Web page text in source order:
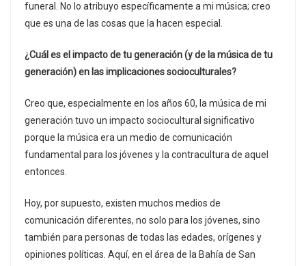
funeral. No lo atribuyo específicamente a mi música; creo
que es una de las cosas que la hacen especial.
¿Cuál es el impacto de tu generación (y de la música de tu
generación) en las implicaciones socioculturales?
Creo que, especialmente en los años 60, la música de mi
generación tuvo un impacto sociocultural significativo
porque la música era un medio de comunicación
fundamental para los jóvenes y la contracultura de aquel
entonces.
Hoy, por supuesto, existen muchos medios de
comunicación diferentes, no solo para los jóvenes, sino
también para personas de todas las edades, orígenes y
opiniones políticas. Aquí, en el área de la Bahía de San